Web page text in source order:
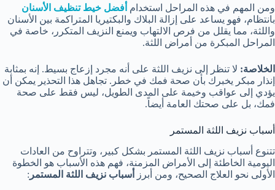
ومن المهم في هذه المراحل استخدام أفضل خيط تنظيف الأسنان
بانتظام، فهو يساعد على إزالة البلاك والبكتيريا المتراكمة بين الأسنان
واللثة، مما يقلل من فرص الالتهاب ويمنع النزيف المتكرر، خاصة في
المراحل المبكرة من أمراض اللثة.
الخلاصة: لا تنظر إلى نزيف اللثة على أنه مجرد إزعاج بسيط. إنه بمثابة
إنذار مبكر يخبرك بأن صحة فمك في خطر. تجاهل هذا التحذير يمكن أن
يؤدي إلى عواقب وخيمة على المدى الطويل، ليس فقط على صحة
فمك، بل على صحتك العامة أيضاً.
أسباب نزيف اللثة المستمر
تتنوع أسباب نزيف اللثة المستمر بشكل كبير، وتتراوح من العادات
اليومية الخاطئة إلى الأمراض المزمنة، فهم هذه الأسباب هو الخطوة
الأولى نحو العلاج الصحيح، ومن أبرز
أسباب نزيف اللثة المستمر :